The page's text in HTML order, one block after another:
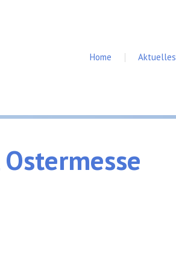
Home Aktuelles
Ostermesse